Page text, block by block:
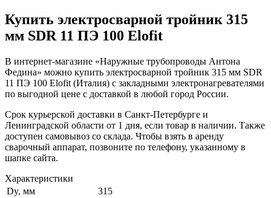
Купить электросварной тройник 315
мм SDR 11 ПЭ 100 Elofit
В интернет-магазине «Наружные трубопроводы Антона
Федина» можно купить электросварной тройник 315 мм SDR
11 ПЭ 100 Elofit (Италия) с закладными электронагревателями
по выгодной цене с доставкой в любой город России.
Срок курьерской доставки в Санкт-Петербурге и
Ленинградской области от 1 дня, если товар в наличии. Также
доступен самовывоз со склада. Чтобы взять в аренду
сварочный аппарат, позвоните по телефону, указанному в
шапке сайта.
Характеристики
Dy, мм
315